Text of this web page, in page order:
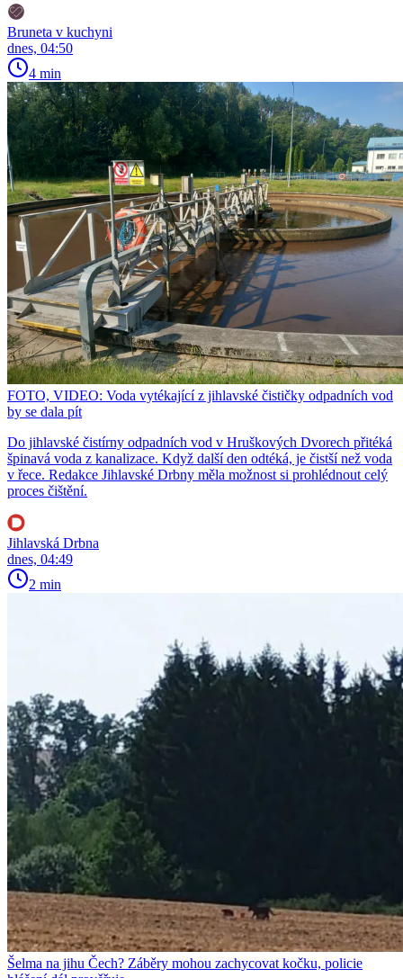
Bruneta v kuchyni
dnes, 04:50
4 min
FOTO, VIDEO: Voda vytékající z jihlavské čističky odpadních vod
by se dala pít
Do jihlavské čistírny odpadních vod v Hruškových Dvorech přitéká
špinavá voda z kanalizace. Když další den odtéká, je čistší než voda
v řece. Redakce Jihlavské Drbny měla možnost si prohlédnout celý
proces čištění.
Jihlavská Drbna
dnes, 04:49
2 min
Šelma na jihu Čech? Záběry mohou zachycovat kočku, policie